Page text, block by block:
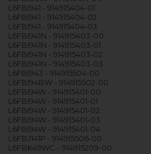
L6FBI941 - 914915404-01
L6FBI941 - 914915404-02
L6FBI941 - 914915404-03
L6FBI941N - 914915403-00
L6FBI941N - 914915403-01
L6FBI941N - 914915403-02
L6FBI941N - 914915403-03
L6FBI943 - 914915504-00
L6FBI94BW - 914915502-00
L6FBI94W - 914915401-00
L6FBI94W - 914915401-01
L6FBI94W - 914915401-02
L6FBI94W - 914915401-03
L6FBI94W - 914915401-04
L6FBJ141P - 914915506-00
L6FBK49WC - 914915209-00